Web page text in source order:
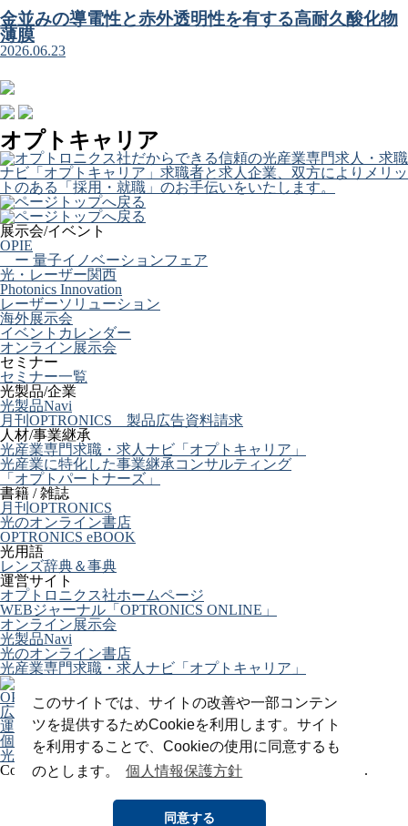
このサイトでは、サイトの改善や一部コンテン
ツを提供するためCookieを利用します。サイト
を利用することで、Cookieの使用に同意するも
のとします。
個人情報保護方針
同意する
金並みの導電性と赤外透明性を有する高耐久酸化物
薄膜
2026.06.23
オプトキャリア
展示会/イベント
OPIE
ー 量子イノベーションフェア
光・レーザー関西
Photonics Innovation
レーザーソリューション
海外展示会
イベントカレンダー
オンライン展示会
セミナー
セミナー一覧
光製品/企業
光製品Navi
月刊OPTRONICS 製品広告資料請求
人材/事業継承
光産業専門求職・求人ナビ「オプトキャリア」
光産業に特化した事業継承コンサルティング
「オプトパートナーズ」
書籍 / 雑誌
月刊OPTRONICS
光のオンライン書店
OPTRONICS eBOOK
光用語
レンズ辞典＆事典
運営サイト
オプトロニクス社ホームページ
WEBジャーナル「OPTRONICS ONLINE」
オンライン展示会
光製品Navi
光のオンライン書店
光産業専門求職・求人ナビ「オプトキャリア」
OPTRONICS ONLINE について
広告掲載について
運営会社
個人情報
光関連リンク集
Copyright (C) 2025 The Optronics Co., Ltd. All rights reserved.